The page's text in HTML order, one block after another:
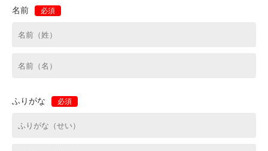
名前 必須
ふりがな 必須